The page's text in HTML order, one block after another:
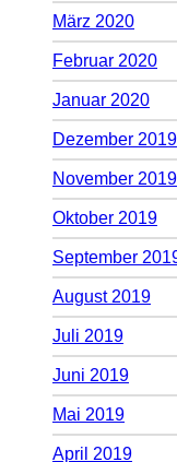
März 2020
Februar 2020
Januar 2020
Dezember 2019
November 2019
Oktober 2019
September
August 2019
Juli 2019
Juni 2019
Mai 2019
April 2019